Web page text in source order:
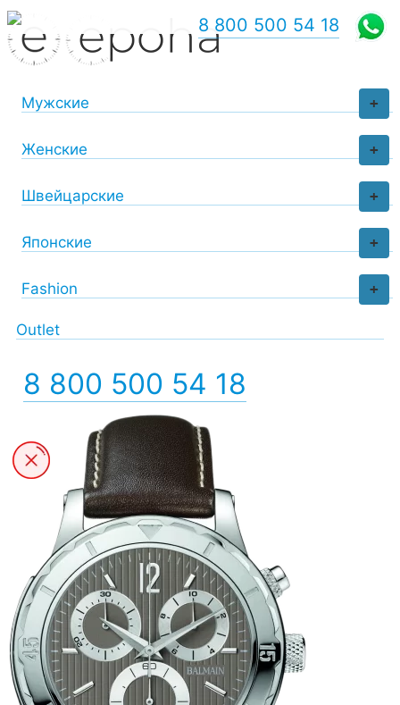
+
Мужские
+
Женские
+
Швейцарские
+
Японские
+
Fashion
Outlet
8 800 500 54 18
8 800 500 54 18